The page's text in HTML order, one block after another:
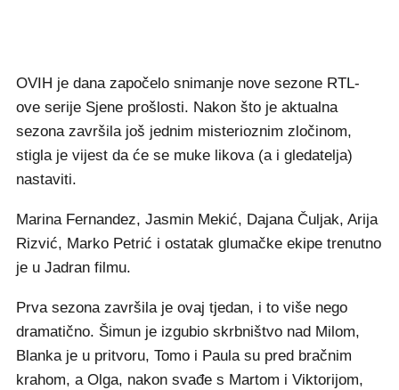
OVIH je dana započelo snimanje nove sezone RTL-
ove serije Sjene prošlosti. Nakon što je aktualna
sezona završila još jednim misterioznim zločinom,
stigla je vijest da će se muke likova (a i gledatelja)
nastaviti.
Marina Fernandez, Jasmin Mekić, Dajana Čuljak, Arija
Rizvić, Marko Petrić i ostatak glumačke ekipe trenutno
je u Jadran filmu.
Prva sezona završila je ovaj tjedan, i to više nego
dramatično. Šimun je izgubio skrbništvo nad Milom,
Blanka je u pritvoru, Tomo i Paula su pred bračnim
krahom, a Olga, nakon svađe s Martom i Viktorijom,